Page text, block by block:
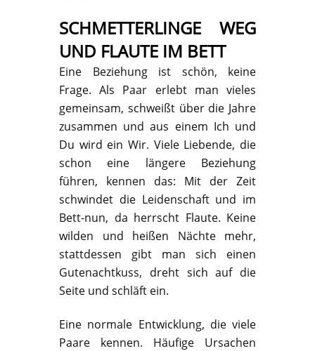
SCHMETTERLINGE WEG
UND FLAUTE IM BETT
Eine Beziehung ist schön, keine
Frage. Als Paar erlebt man vieles
gemeinsam, schweißt über die Jahre
zusammen und aus einem Ich und
Du wird ein Wir. Viele Liebende, die
schon eine längere Beziehung
führen, kennen das: Mit der Zeit
schwindet die Leidenschaft und im
Bett-nun, da herrscht Flaute. Keine
wilden und heißen Nächte mehr,
stattdessen gibt man sich einen
Gutenachtkuss, dreht sich auf die
Seite und schläft ein.
Eine normale Entwicklung, die viele
Paare kennen. Häufige Ursachen